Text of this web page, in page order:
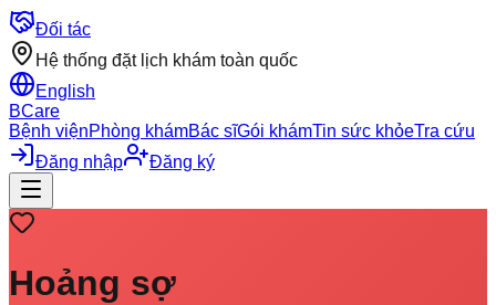
Đối tác
Hệ thống đặt lịch khám toàn quốc
English
BCare
Bệnh việnPhòng khámBác sĩGói khámTin sức khỏeTra cứu
Đăng nhập
Đăng ký
Hoảng sợ